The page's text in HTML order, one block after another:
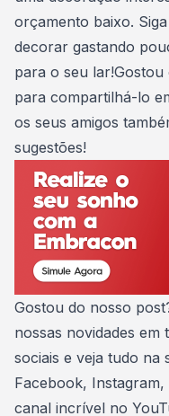
orçamento baixo.
decorar gastando
para o seu
para compartilhá-lo
os seus amigos
sugestões!
Gostou do nosso
nossas novidades em
sociais e veja tudo na
Facebook, Instagram,
canal incrível no